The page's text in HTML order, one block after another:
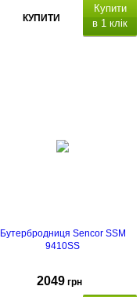
КУПИТИ
Купити
в 1 клік
Бутербродниця Sencor SSM
9410SS
2049 грн